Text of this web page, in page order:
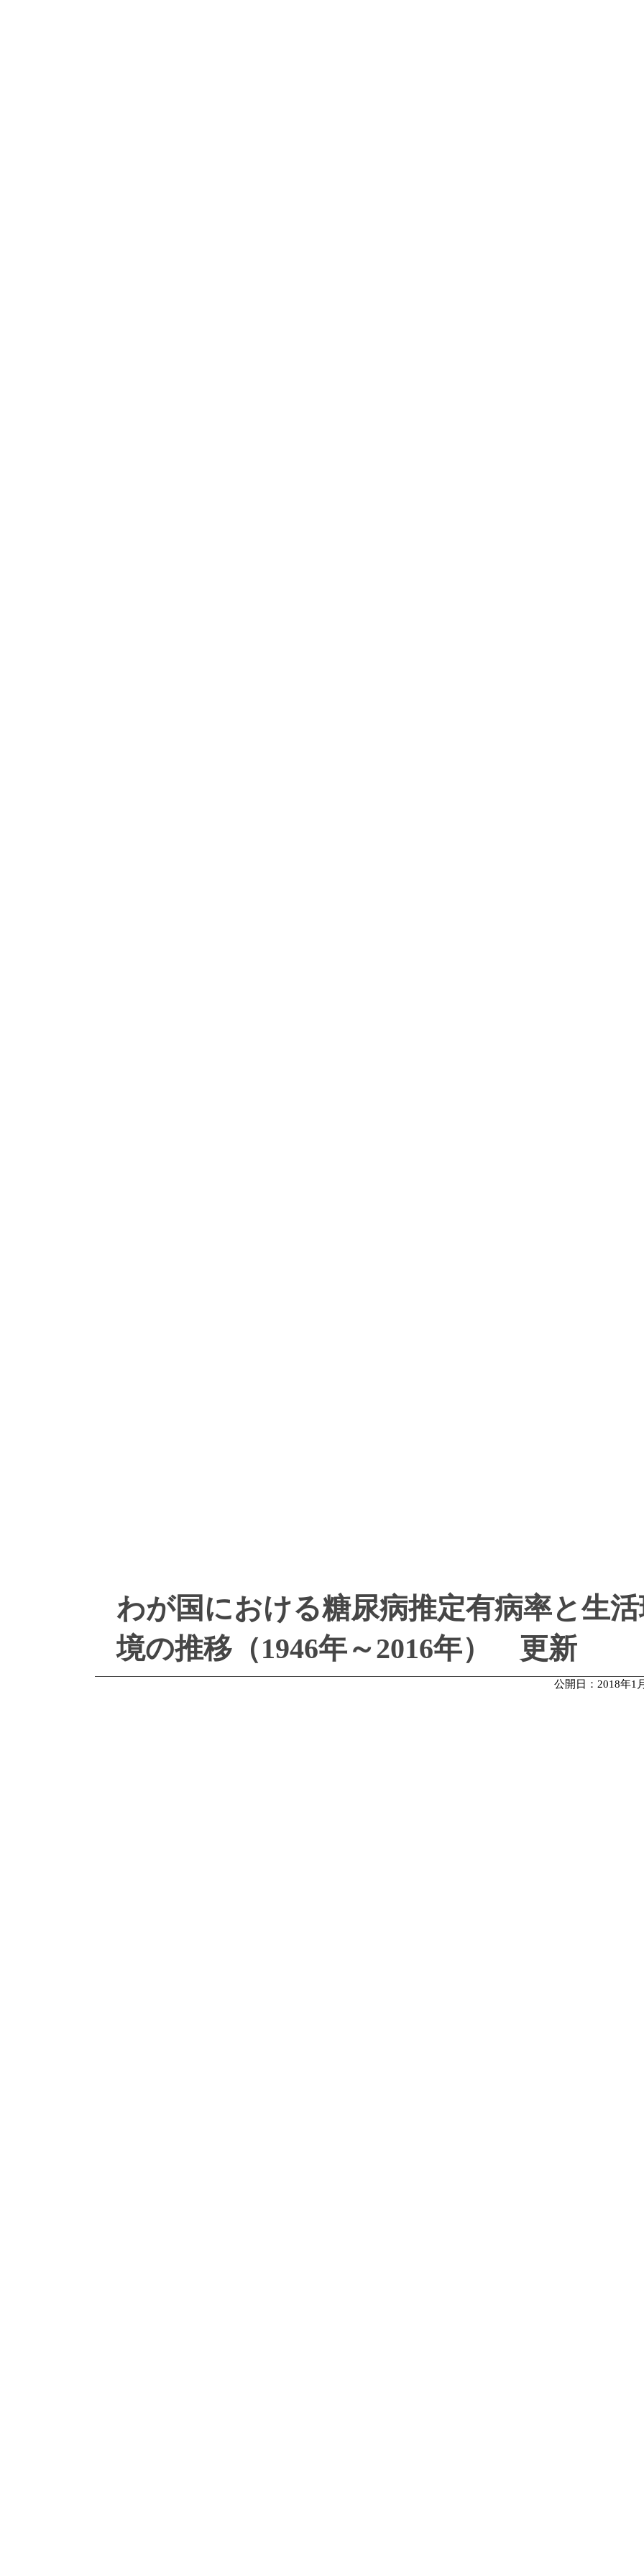
わが国における糖尿病推定有病率と生
境の推移（1946年～2016年） 更新
公開日：2018年1